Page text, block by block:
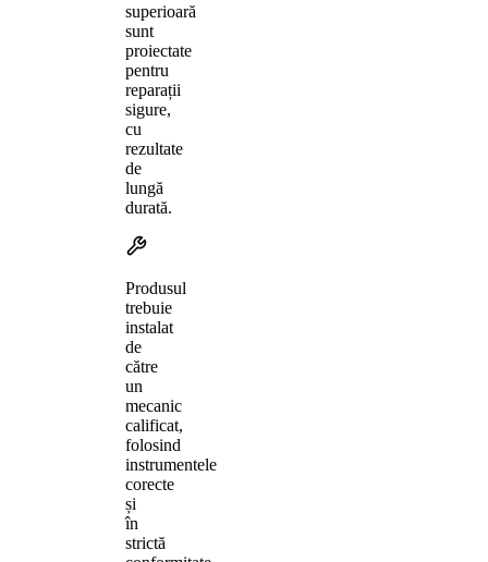
superioară
sunt
proiectate
pentru
reparații
sigure,
cu
rezultate
de
lungă
durată.
Produsul
trebuie
instalat
de
către
un
mecanic
calificat,
folosind
instrumentele
corecte
și
în
strictă